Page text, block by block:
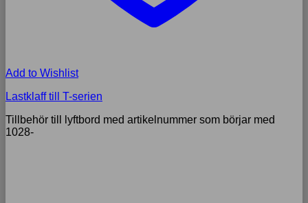
Add to Wishlist
Lastklaff till T-serien
Tillbehör till lyftbord med artikelnummer som börjar med
1028-